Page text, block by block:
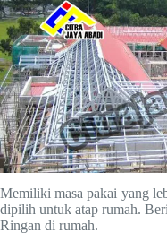
Memiliki masa pakai yang
dipilih untuk atap rumah.
Ringan di rumah.